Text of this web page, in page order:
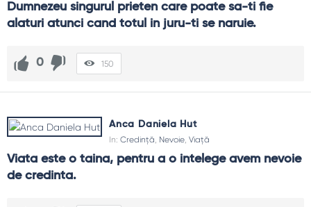
Dumnezeu singurul prieten care poate sa-ti fie
alaturi atunci cand totul in juru-ti se naruie.
0 150
Anca Daniela Hut
In: Credință, Nevoie, Viață
Viata este o taina, pentru a o intelege avem nevoie
de credinta.